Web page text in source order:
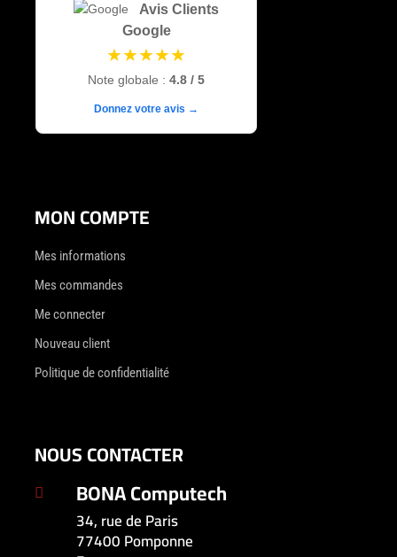
Avis Clients
Google
★★★★★
Note globale : 4.8 / 5
Donnez votre avis →
MON COMPTE
Mes informations
Mes commandes
Me connecter
Nouveau client
Politique de confidentialité
NOUS CONTACTER
 BONA Computech
34, rue de Paris
77400 Pomponne